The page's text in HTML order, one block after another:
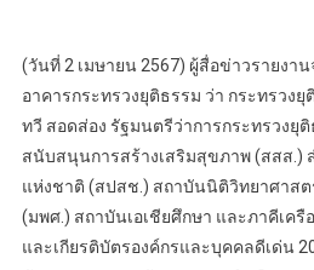
(วันที่ 2 เมษายน 2567) ผู้สื่อข่าวรายงา
อาคารกระทรวงยุติธรรม ว่า กระทรวง
ทวี​ สอดส่อง​ รัฐมนตรีว่าการกระทรวงยุ
สนับสนุนการสร้างเสริมสุขภาพ (สสส.)
แห่งชาติ (สปสช.) สถาบันนิติวิทยาศาส
(มพศ.) สถาบันเอเชียศึกษา และภาคีเค
และเกียรติบัตรองค์กรและบุคคลดีเด่น